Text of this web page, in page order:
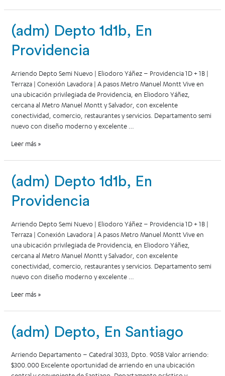
(adm) Depto 1d1b, En
Providencia
Arriendo Depto Semi Nuevo | Eliodoro Yáñez – Providencia 1D + 1B |
Terraza | Conexión Lavadora | A pasos Metro Manuel Montt Vive en
una ubicación privilegiada de Providencia, en Eliodoro Yáñez,
cercana al Metro Manuel Montt y Salvador, con excelente
conectividad, comercio, restaurantes y servicios. Departamento semi
nuevo con diseño moderno y excelente …
Leer más »
(adm) Depto 1d1b, En
Providencia
Arriendo Depto Semi Nuevo | Eliodoro Yáñez – Providencia 1D + 1B |
Terraza | Conexión Lavadora | A pasos Metro Manuel Montt Vive en
una ubicación privilegiada de Providencia, en Eliodoro Yáñez,
cercana al Metro Manuel Montt y Salvador, con excelente
conectividad, comercio, restaurantes y servicios. Departamento semi
nuevo con diseño moderno y excelente …
Leer más »
(adm) Depto, En Santiago
Arriendo Departamento – Catedral 3033, Dpto. 905B Valor arriendo:
$300.000 Excelente oportunidad de arriendo en una ubicación